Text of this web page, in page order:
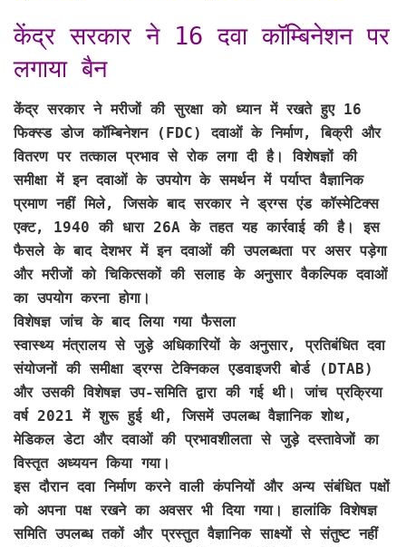
केंद्र सरकार ने 16 दवा कॉम्बिनेशन पर
लगाया बैन
केंद्र सरकार ने मरीजों की सुरक्षा को ध्यान में रखते हुए 16
फिक्स्ड डोज कॉम्बिनेशन (FDC) दवाओं के निर्माण, बिक्री और
वितरण पर तत्काल प्रभाव से रोक लगा दी है। विशेषज्ञों की
समीक्षा में इन दवाओं के उपयोग के समर्थन में पर्याप्त वैज्ञानिक
प्रमाण नहीं मिले, जिसके बाद सरकार ने ड्रग्स एंड कॉस्मेटिक्स
एक्ट, 1940 की धारा 26A के तहत यह कार्रवाई की है। इस
फैसले के बाद देशभर में इन दवाओं की उपलब्धता पर असर पड़ेगा
और मरीजों को चिकित्सकों की सलाह के अनुसार वैकल्पिक दवाओं
का उपयोग करना होगा।
विशेषज्ञ जांच के बाद लिया गया फैसला
स्वास्थ्य मंत्रालय से जुड़े अधिकारियों के अनुसार, प्रतिबंधित दवा
संयोजनों की समीक्षा ड्रग्स टेक्निकल एडवाइजरी बोर्ड (DTAB)
और उसकी विशेषज्ञ उप-समिति द्वारा की गई थी। जांच प्रक्रिया
वर्ष 2021 में शुरू हुई थी, जिसमें उपलब्ध वैज्ञानिक शोथ,
मेडिकल डेटा और दवाओं की प्रभावशीलता से जुड़े दस्तावेजों का
विस्तृत अध्ययन किया गया।
इस दौरान दवा निर्माण करने वाली कंपनियों और अन्य संबंधित पक्षों
को अपना पक्ष रखने का अवसर भी दिया गया। हालांकि विशेषज्ञ
समिति उपलब्ध तकों और प्रस्तुत वैज्ञानिक साक्ष्यों से संतुष्ट नहीं